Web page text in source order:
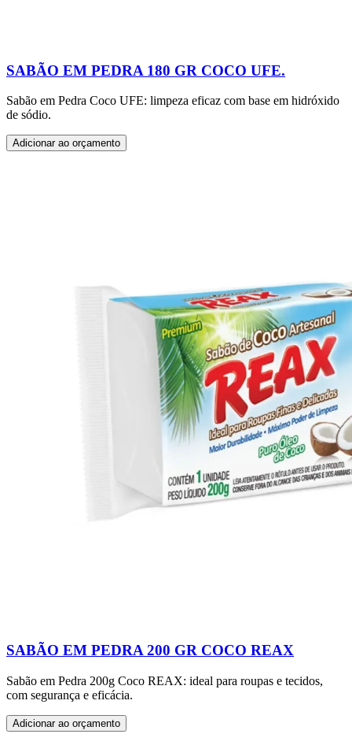
SABÃO EM PEDRA 180 GR COCO UFE.
Sabão em Pedra Coco UFE: limpeza eficaz com base em hidróxido
de sódio.
Adicionar ao orçamento
SABÃO EM PEDRA 200 GR COCO REAX
Sabão em Pedra 200g Coco REAX: ideal para roupas e tecidos,
com segurança e eficácia.
Adicionar ao orçamento